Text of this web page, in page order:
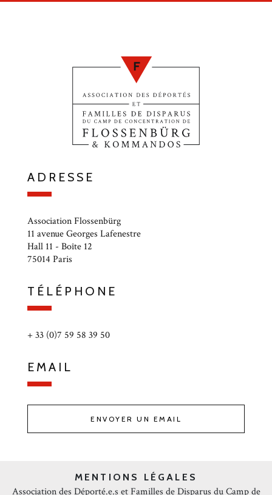
ADRESSE
Association Flossenbürg
11 avenue Georges Lafenestre
Hall 11 - Boîte 12
75014 Paris
TÉLÉPHONE
+ 33 (0)7 59 58 39 50
EMAIL
ENVOYER UN EMAIL
MENTIONS LÉGALES
Association des Déporté.e.s et Familles de Disparus du Camp de